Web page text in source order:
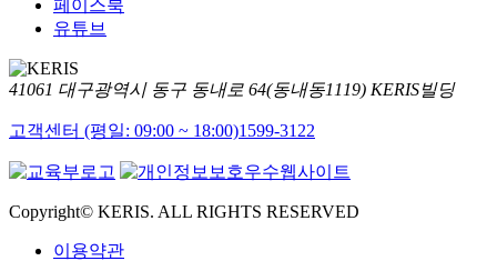
페이스북
유튜브
41061 대구광역시 동구 동내로 64(동내동1119) KERIS빌딩
고객센터 (평일: 09:00 ~ 18:00)1599-3122
Copyright© KERIS. ALL RIGHTS RESERVED
이용약관